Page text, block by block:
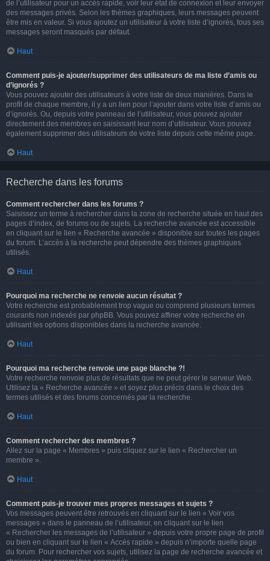
de l’utilisateur pour un accès rapide, voir leur état de connexion et leur envoyer
des messages privés. Selon les thèmes graphiques, leurs messages peuvent
être mis en valeur. Si vous ajoutez un utilisateur à votre liste d’ignorés, tous ses
messages seront masqués par défaut.
Haut
Comment puis-je ajouter/supprimer des utilisateurs de ma liste d’amis ou
d’ignorés ?
Vous pouvez ajouter des utilisateurs à votre liste de deux manières. Dans le
profil de chaque membre, il y a un lien pour l’ajouter dans votre liste d’amis ou
d’ignorés. Ou, depuis votre panneau de l’utilisateur, vous pouvez ajouter
directement des membres en saisissant leur nom d’utilisateur. Vous pouvez
également supprimer des utilisateurs de votre liste depuis cette même page.
Haut
Recherche dans les forums
Comment rechercher dans les forums ?
Saisissez un terme à rechercher dans la zone de recherche située en haut des
pages d’index, de forums ou de sujets. La recherche avancée est accessible
en cliquant sur le lien « Recherche avancée » disponible sur toutes les pages
du forum. L’accès à la recherche peut dépendre des thèmes graphiques
utilisés.
Haut
Pourquoi ma recherche ne renvoie aucun résultat ?
Votre recherche est probablement trop vague ou comprend plusieurs termes
courants non indexés par phpBB. Vous pouvez affiner votre recherche en
utilisant les options disponibles dans la recherche avancée.
Haut
Pourquoi ma recherche renvoie une page blanche ?!
Votre recherche renvoie plus de résultats que ne peut gérer le serveur Web.
Utilisez la « Recherche avancée » et soyez plus précis dans le choix des
termes utilisés et des forums concernés par la recherche.
Haut
Comment rechercher des membres ?
Allez sur la page « Membres » puis cliquez sur le lien « Rechercher un
membre ».
Haut
Comment puis-je trouver mes propres messages et sujets ?
Vos messages peuvent être retrouvés en cliquant sur le lien « Voir vos
messages » dans le panneau de l’utilisateur, en cliquant sur le lien
« Rechercher les messages de l’utilisateur » depuis votre propre page de profil
ou bien en cliquant sur le lien « Accès rapide » depuis n’importe quelle page
du forum. Pour rechercher vos sujets, utilisez la page de recherche avancée et